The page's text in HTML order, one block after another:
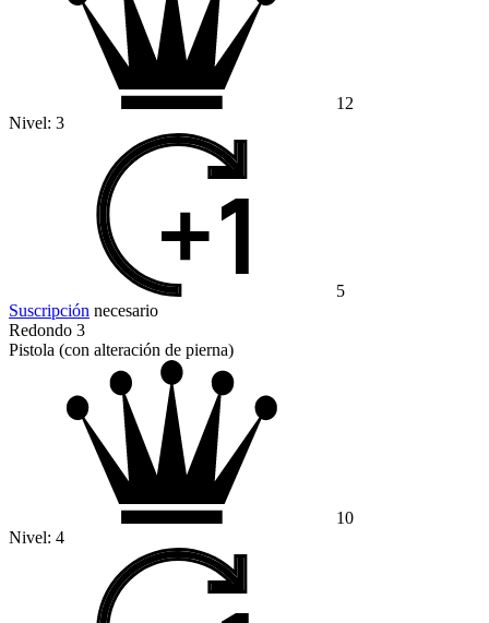
12
Nivel: 3
5
Suscripción necesario
Redondo 3
Pistola (con alteración de pierna)
10
Nivel: 4